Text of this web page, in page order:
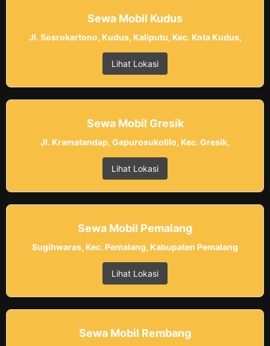
Sewa Mobil Kudus
Jl. Sosrokartono, Kudus, Kaliputu, Kec. Kota Kudus,
Lihat Lokasi
Sewa Mobil Gresik
Jl. Kramatandap, Gapurosukolilo, Kec. Gresik,
Lihat Lokasi
Sewa Mobil Pemalang
Sugihwaras, Kec. Pemalang, Kabupaten Pemalang
Lihat Lokasi
Sewa Mobil Rembang